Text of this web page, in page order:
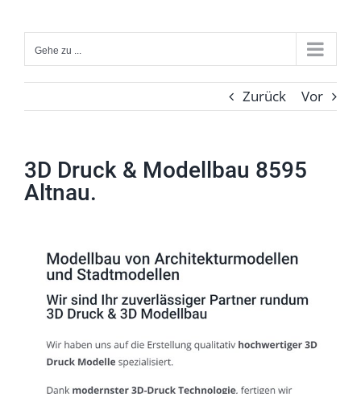
Inhalt
springenGehe zu ...
Zurück Vor
3D Druck & Modellbau 8595
Altnau.